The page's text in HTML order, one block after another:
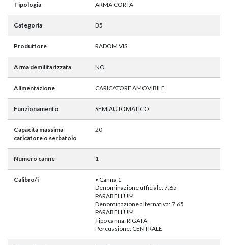
Tipologia ARMA CORTA
Categoria B5
Produttore RADOM VIS
Arma demilitarizzata NO
Alimentazione CARICATORE AMOVIBILE
Funzionamento SEMIAUTOMATICO
Capacità massima
caricatore o serbatoio
20
Numero canne 1
Calibro/i
• Canna 1
Denominazione ufficiale: 7,65
PARABELLUM
Denominazione alternativa: 7,65
PARABELLUM
Tipo canna: RIGATA
Percussione: CENTRALE